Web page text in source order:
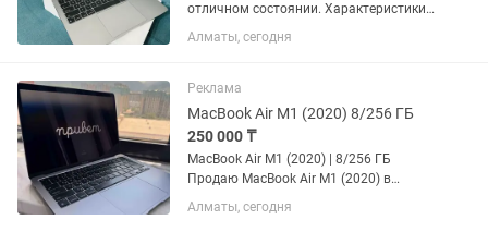
отличном состоянии. Характеристики:
Apple M1 8 ГБ оперативной памяти SSD
Цикл -...
Алматы, сегодня
Реклама
MacBook Air M1 (2020) 8/256 ГБ
250 000 ₸
MacBook Air M1 (2020) | 8/256 ГБ
Продаю MacBook Air M1 (2020) в
отличном техническом и внешнем
состоянии. Характеристики: -
Алматы, сегодня